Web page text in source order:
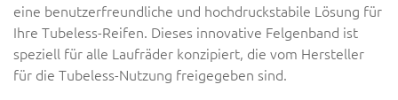
eine benutzerfreundliche und hochdruckstabile Lösung für
Ihre Tubeless-Reifen. Dieses innovative Felgenband ist
speziell für alle Laufräder konzipiert, die vom Hersteller
für die Tubeless-Nutzung freigegeben sind.